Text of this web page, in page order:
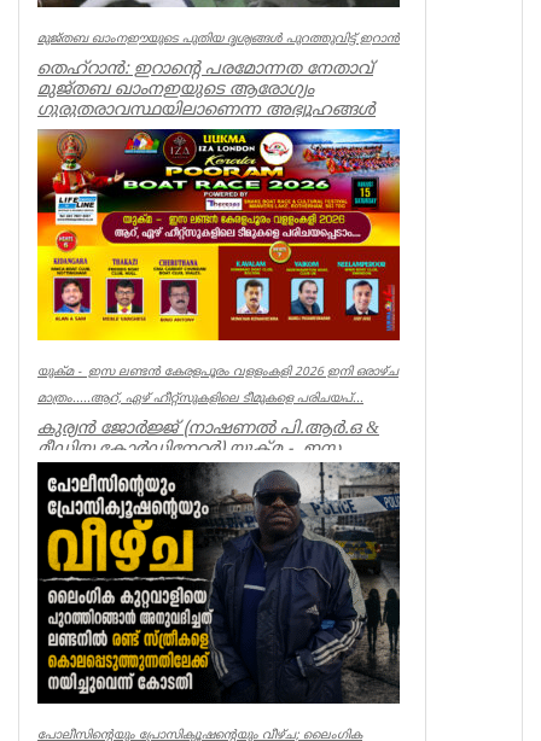
മുജ്തബ ഖാംനഈയുടെ പുതിയ ദൃശ്യങ്ങൾ പുറത്തുവിട്ട് ഇറാൻ
തെഹ്റാൻ: ഇറാന്റെ പരമോന്നത നേതാവ്
മുജ്തബ ഖാംനഇയുടെ ആരോഗ്യം
ഗുരുതരാവസ്ഥയിലാണെന്ന അഭ്യൂഹങ്ങൾ
പരക്കുന്ന...
World
യുക്മ - ഇസ ലണ്ടൻ കേരളപൂരം വളളംകളി 2026 ഇനി ഒരാഴ്ച
മാത്രം.....ആറ്, ഏഴ് ഹീറ്റ്സുകളിലെ ടീമുകളെ പരിചയപ്...
കുര്യൻ ജോർജ്ജ് (നാഷണൽ പി.ആർ.ഒ &
മീഡിയ കോർഡിനേറ്റർ) യുക്മ - ഇസ
ലണ്ടൻ കേരളപൂരം വ...
Breaking News
പോലീസിന്റെയും പ്രോസിക്യൂഷന്റെയും വീഴ്ച; ലൈംഗിക